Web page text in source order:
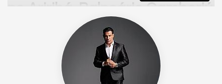
no Ariribá, Balneário Camboriú
Condições Especiais para Esta
• 35% de entrada